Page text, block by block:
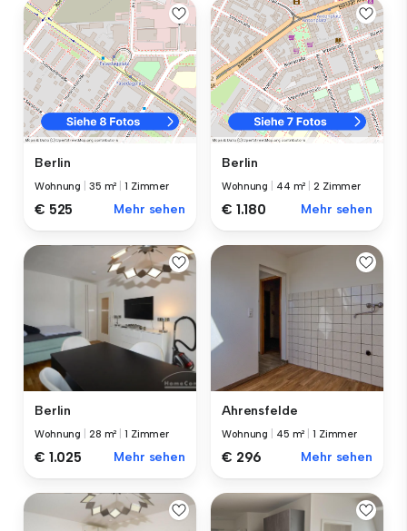
Berlin
Wohnung 35 m² |1 Zimmer
€ 525 Mehr sehen
Berlin
Wohnung 44 m² 2 Zimmer
€ 1.180 Mehr sehen
Berlin
Wohnung 28 m² |1 Zimmer
€ 1.025 Mehr sehen
Ahrensfelde
Wohnung 45 m² |1 Zimmer
€ 296 Mehr sehen